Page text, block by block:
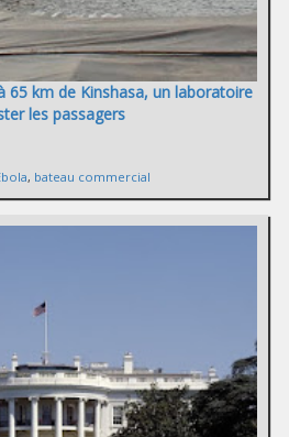
65 km de Kinshasa, un laboratoire
les passagers
, bateau commercial